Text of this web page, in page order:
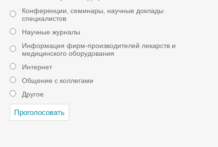
Конференции, семинары, научные доклады
специалистов
Научные журналы
Информация фирм-производителей лекарств и
медицинского оборудования
Интернет
Общение с коллегами
Другое